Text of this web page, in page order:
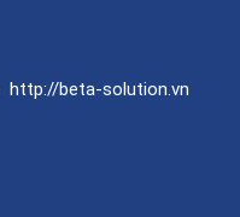
http://beta-solution.vn